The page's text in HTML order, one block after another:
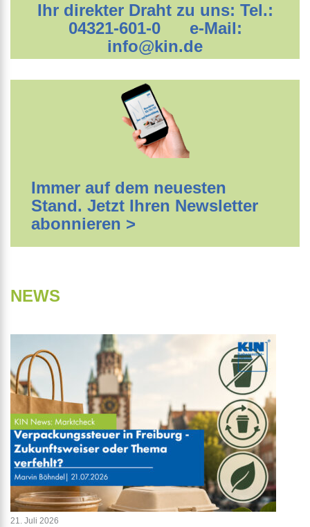
Ihr direkter Draht zu uns: Tel.:
04321-601-0 e-Mail:
info@kin.de
Immer auf dem neuesten
Stand. Jetzt Ihren Newsletter
abonnieren >
NEWS
21. Juli 2026